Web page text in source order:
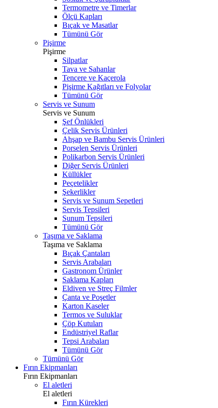
Termometre ve Timerlar
Ölçü Kapları
Bıçak ve Masatlar
Tümünü Gör
Pişirme
Pişirme
Silpatlar
Tava ve Sahanlar
Tencere ve Kaçerola
Pişirme Kağıtları ve Folyolar
Tümünü Gör
Servis ve Sunum
Servis ve Sunum
Şef Önlükleri
Çelik Servis Ürünleri
Ahşap ve Bambu Servis Ürünleri
Porselen Servis Ürünleri
Polikarbon Servis Ürünleri
Diğer Servis Ürünleri
Küllükler
Peçetelikler
Şekerlikler
Servis ve Sunum Sepetleri
Servis Tepsileri
Sunum Tepsileri
Tümünü Gör
Taşıma ve Saklama
Taşıma ve Saklama
Bıçak Çantaları
Servis Arabaları
Gastronom Ürünler
Saklama Kapları
Eldiven ve Streç Filmler
Çanta ve Poşetler
Karton Kaseler
Termos ve Suluklar
Çöp Kutuları
Endüstriyel Raflar
Tepsi Arabaları
Tümünü Gör
Tümünü Gör
Fırın Ekipmanları
Fırın Ekipmanları
El aletleri
El aletleri
Fırın Kürekleri